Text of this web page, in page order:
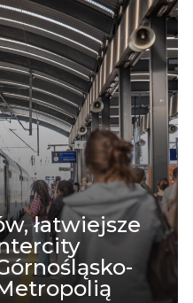
łatwiejsze